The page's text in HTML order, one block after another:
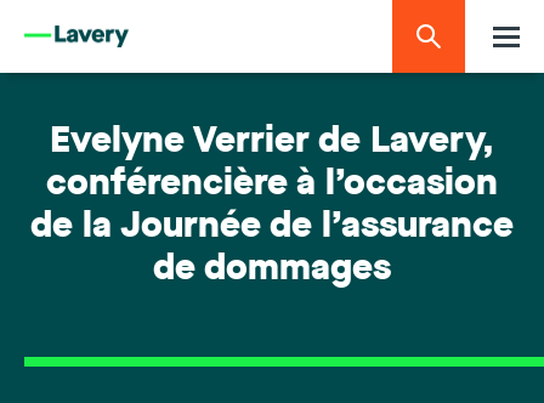
Evelyne Verrier de Lavery,
conférencière à l’occasion
de la Journée de l’assurance
de dommages